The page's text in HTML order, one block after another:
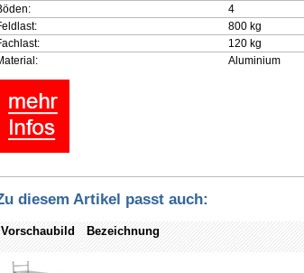
4
800 kg
120 kg
Aluminium
diesem Artikel passt auch:
Vorschaubild Bezeichnung